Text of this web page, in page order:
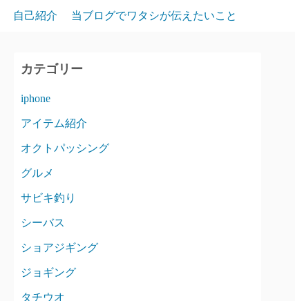
自己紹介 当ブログでワタシが伝えたいこと
カテゴリー
iphone
アイテム紹介
オクトパッシング
グルメ
サビキ釣り
シーバス
ショアジギング
ジョギング
タチウオ